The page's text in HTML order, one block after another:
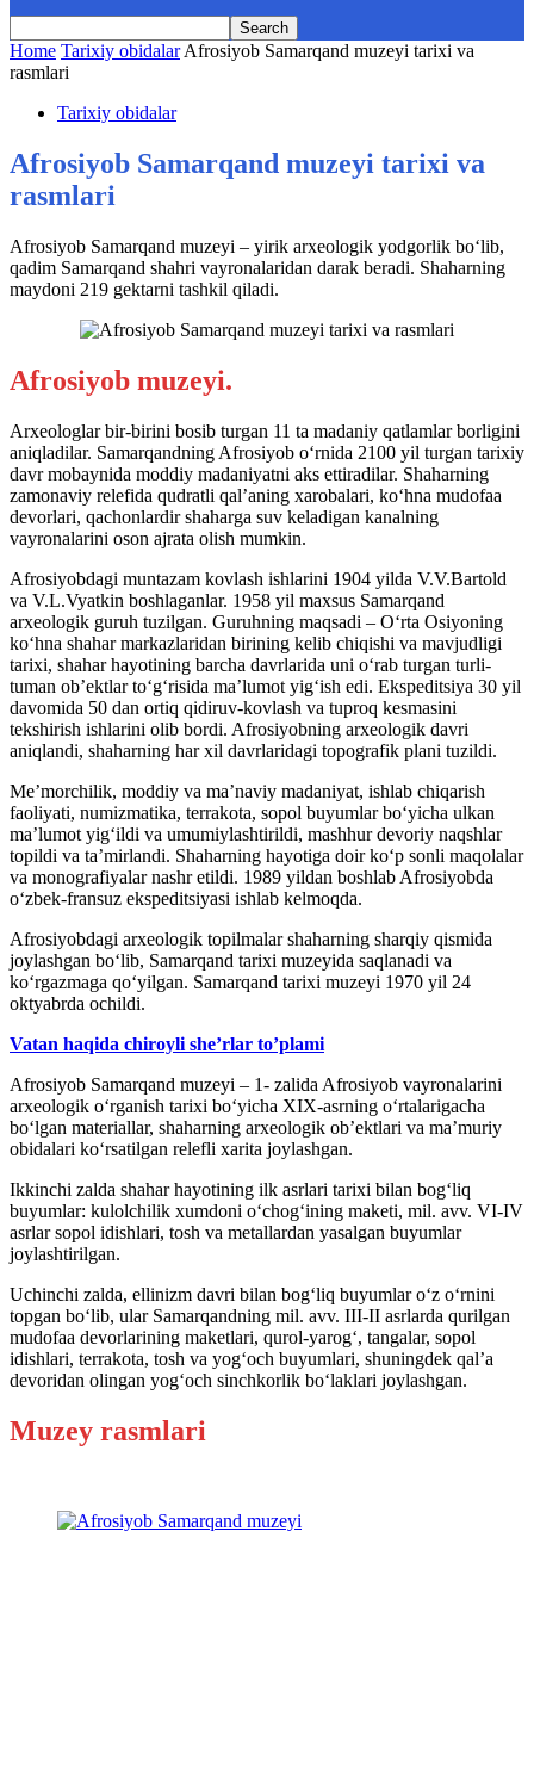
Home Tarixiy obidalar Afrosiyob Samarqand muzeyi tarixi va
rasmlari
Tarixiy obidalar
Afrosiyob Samarqand muzeyi tarixi va
rasmlari
Afrosiyob Samarqand muzeyi – yirik arxeologik yodgorlik bo‘lib,
qadim Samarqand shahri vayronalaridan darak beradi. Shaharning
maydoni 219 gektarni tashkil qiladi.
Afrosiyob muzeyi.
Arxeologlar bir-birini bosib turgan 11 ta madaniy qatlamlar borligini
aniqladilar. Samarqandning Afrosiyob o‘rnida 2100 yil turgan tarixiy
davr mobaynida moddiy madaniyatni aks ettiradilar. Shaharning
zamonaviy relefida qudratli qal’aning xarobalari, ko‘hna mudofaa
devorlari, qachonlardir shaharga suv keladigan kanalning
vayronalarini oson ajrata olish mumkin.
Afrosiyobdagi muntazam kovlash ishlarini 1904 yilda V.V.Bartold
va V.L.Vyatkin boshlaganlar. 1958 yil maxsus Samarqand
arxeologik guruh tuzilgan. Guruhning maqsadi – O‘rta Osiyoning
ko‘hna shahar markazlaridan birining kelib chiqishi va mavjudligi
tarixi, shahar hayotining barcha davrlarida uni o‘rab turgan turli-
tuman ob’ektlar to‘g‘risida ma’lumot yig‘ish edi. Ekspeditsiya 30 yil
davomida 50 dan ortiq qidiruv-kovlash va tuproq kesmasini
tekshirish ishlarini olib bordi. Afrosiyobning arxeologik davri
aniqlandi, shaharning har xil davrlaridagi topografik plani tuzildi.
Me’morchilik, moddiy va ma’naviy madaniyat, ishlab chiqarish
faoliyati, numizmatika, terrakota, sopol buyumlar bo‘yicha ulkan
ma’lumot yig‘ildi va umumiylashtirildi, mashhur devoriy naqshlar
topildi va ta’mirlandi. Shaharning hayotiga doir ko‘p sonli maqolalar
va monografiyalar nashr etildi. 1989 yildan boshlab Afrosiyobda
o‘zbek-fransuz ekspeditsiyasi ishlab kelmoqda.
Afrosiyobdagi arxeologik topilmalar shaharning sharqiy qismida
joylashgan bo‘lib, Samarqand tarixi muzeyida saqlanadi va
ko‘rgazmaga qo‘yilgan. Samarqand tarixi muzeyi 1970 yil 24
oktyabrda ochildi.
Vatan haqida chiroyli she’rlar to’plami
Afrosiyob Samarqand muzeyi – 1- zalida Afrosiyob vayronalarini
arxeologik o‘rganish tarixi bo‘yicha XIX-asrning o‘rtalarigacha
bo‘lgan materiallar, shaharning arxeologik ob’ektlari va ma’muriy
obidalari ko‘rsatilgan relefli xarita joylashgan.
Ikkinchi zalda shahar hayotining ilk asrlari tarixi bilan bog‘liq
buyumlar: kulolchilik xumdoni o‘chog‘ining maketi, mil. avv. VI-IV
asrlar sopol idishlari, tosh va metallardan yasalgan buyumlar
joylashtirilgan.
Uchinchi zalda, ellinizm davri bilan bog‘liq buyumlar o‘z o‘rnini
topgan bo‘lib, ular Samarqandning mil. avv. III-II asrlarda qurilgan
mudofaa devorlarining maketlari, qurol-yarog‘, tangalar, sopol
idishlari, terrakota, tosh va yog‘och buyumlari, shuningdek qal’a
devoridan olingan yog‘och sinchkorlik bo‘laklari joylashgan.
Muzey rasmlari